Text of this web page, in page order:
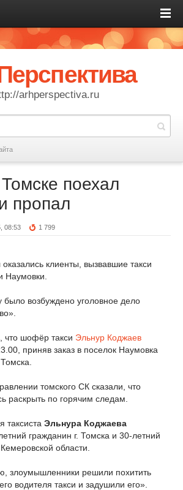
arhperspectiva.ru
поехал
пропал
08:53 1 799
клиенты, вызвавшие такси
Наумовки.
возбуждено уголовное дело
что шофёр такси Эльнур Коджаев
приняв заказ в поселок Наумовка
томского СК сказали, что
раскрыть по горячим следам.
таксиста Эльнура Коджаева
гражданин г. Томска и 30-летний
области.
злоумышленники решили похитить
водителя такси и задушили его».